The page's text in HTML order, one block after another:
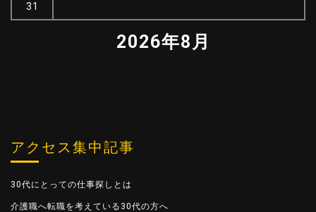
2026年8月
31
アクセス集中記事
30代にとっての仕事探しとは
介護職へ転職を考えている30代の方へ